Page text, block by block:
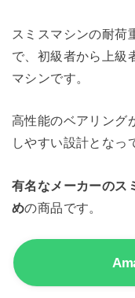
スミスマシンの耐荷
で、初級者から上級
マシンです。
高性能のベアリング
しやすい設計となっ
有名なメーカーのス
めの商品です。